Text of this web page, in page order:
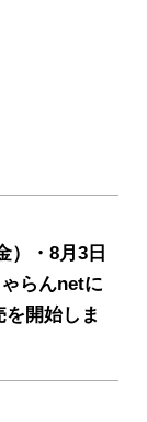
）・8月3日
らんnetに
開始しま